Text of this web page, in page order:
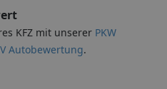
KFZ mit unserer PKW
Autobewertung.